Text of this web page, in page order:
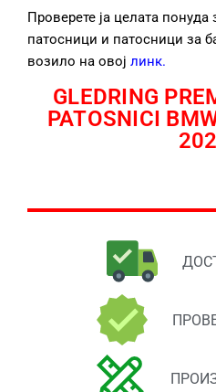
Проверете ја целата понуда
патосници и патосници за
возило на овој линк.
GLEDRING
PATOSNICI